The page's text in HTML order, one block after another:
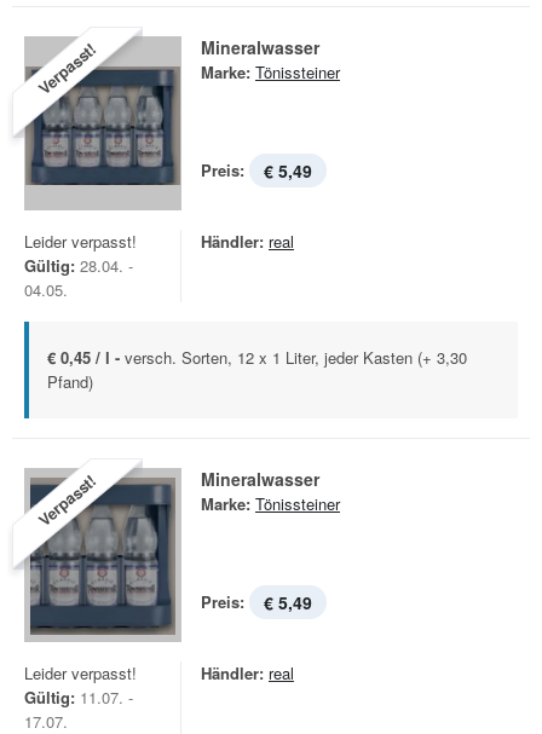
Verpasst! Mineralwasser
Marke: Tönissteiner
Preis: € 5,49
Leider verpasst!
Gültig: 28.04. -
04.05.
Händler: real
€ 0,45 / l - versch. Sorten, 12 x 1 Liter, jeder Kasten (+ 3,30
Pfand)
Verpasst! Mineralwasser
Marke: Tönissteiner
Preis: € 5,49
Leider verpasst!
Gültig: 11.07. -
17.07.
Händler: real